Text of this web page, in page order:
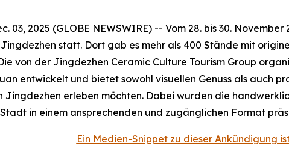
03, 2025 (GLOBE NEWSWIRE) -- Vom 28. bis 30.
statt. Dort gab es mehr als 400 Stände mit
von der Jingdezhen Ceramic Culture Tourism Group
entwickelt und bietet sowohl visuellen Genuss als auch
erleben möchten. Dabei wurden die
in einem ansprechenden und zugänglichen Format
Ein Medien-Snippet zu dieser Ankündigung